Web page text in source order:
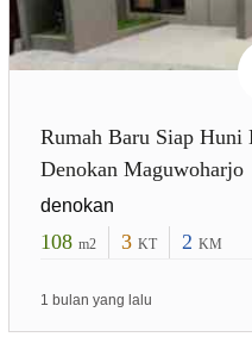
Rumah Baru Siap Huni
Denokan Maguwoharjo
denokan
108 m2 3 KT 2 KM
1 bulan yang lalu